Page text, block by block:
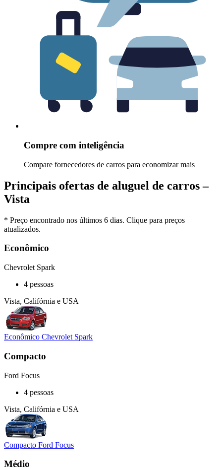
Compre com inteligência
Compare fornecedores de carros para economizar mais
Principais ofertas de aluguel de carros –
Vista
* Preço encontrado nos últimos 6 dias. Clique para preços
atualizados.
Econômico
Chevrolet Spark
4 pessoas
Vista, Califórnia e USA
Econômico Chevrolet Spark
Compacto
Ford Focus
4 pessoas
Vista, Califórnia e USA
Compacto Ford Focus
Médio